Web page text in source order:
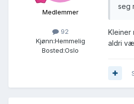
Medlemmer
92
Kjønn:Hemmelig
Bosted:Oslo
seg
Kleiner
aldri